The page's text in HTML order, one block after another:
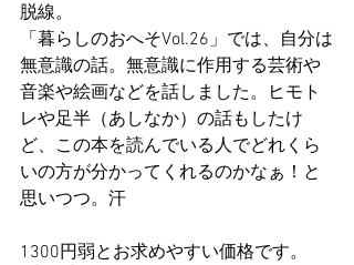
脱線。
「暮らしのおへそVol.26」では、自分は
無意識の話。無意識に作用する芸術や
音楽や絵画などを話しました。ヒモト
レや足半（あしなか）の話もしたけ
ど、この本を読んでいる人でどれくら
いの方が分かってくれるのかなぁ！と
思いつつ。汗
1300円弱とお求めやすい価格です。